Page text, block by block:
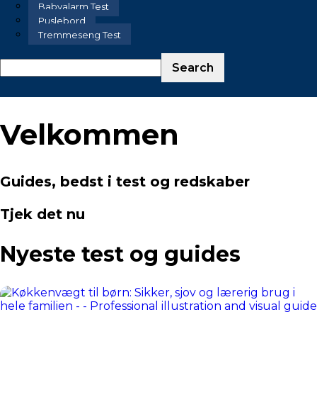
Babyalarm Test
Puslebord
Tremmeseng Test
Velkommen
Guides, bedst i test og redskaber
Tjek det nu
Nyeste test og guides